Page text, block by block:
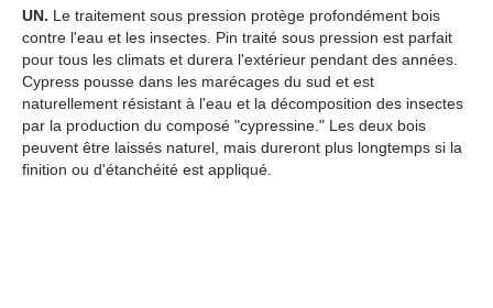
UN. Le traitement sous pression protège profondément bois
contre l'eau et les insectes. Pin traité sous pression est parfait
pour tous les climats et durera l'extérieur pendant des années.
Cypress pousse dans les marécages du sud et est
naturellement résistant à l'eau et la décomposition des insectes
par la production du composé "cypressine." Les deux bois
peuvent être laissés naturel, mais dureront plus longtemps si la
finition ou d'étanchéité est appliqué.